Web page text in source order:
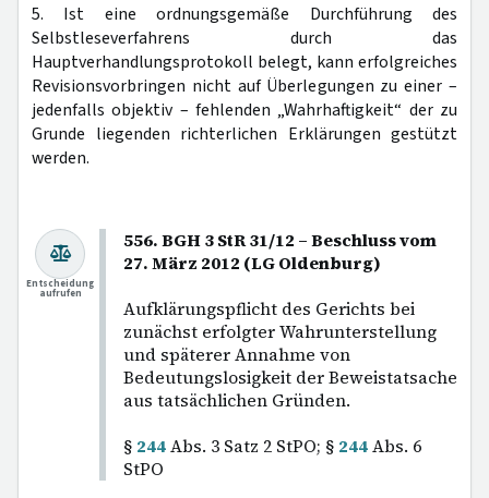
5. Ist eine ordnungsgemäße Durchführung des
Selbstleseverfahrens durch das
Hauptverhandlungsprotokoll belegt, kann erfolgreiches
Revisionsvorbringen nicht auf Überlegungen zu einer –
jedenfalls objektiv – fehlenden „Wahrhaftigkeit“ der zu
Grunde liegenden richterlichen Erklärungen gestützt
werden.
556. BGH 3 StR 31/12 – Beschluss vom
27. März 2012 (LG Oldenburg)
Aufklärungspflicht des Gerichts bei
zunächst erfolgter Wahrunterstellung
und späterer Annahme von
Bedeutungslosigkeit der Beweistatsache
aus tatsächlichen Gründen.
§ 244Abs. 3 Satz 2 StPO; § 244Abs. 6
StPO
Entscheidung
aufrufen